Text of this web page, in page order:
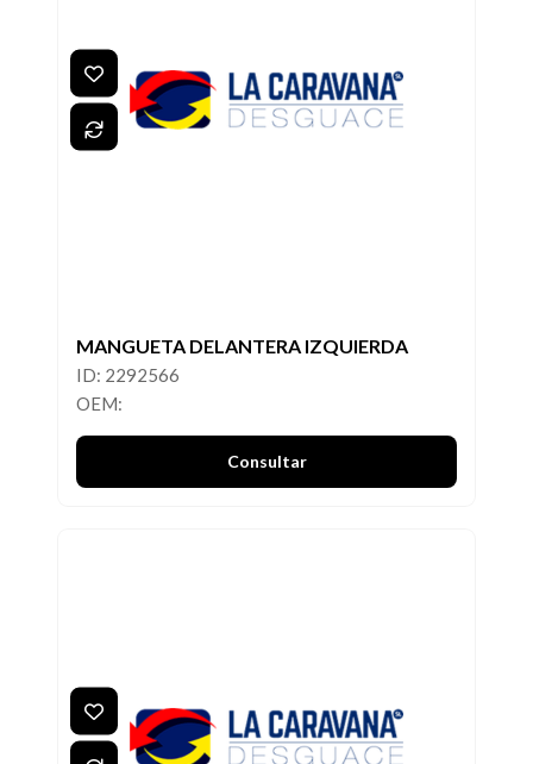
MANGUETA DELANTERA IZQUIERDA
ID: 2292566
OEM:
Consultar